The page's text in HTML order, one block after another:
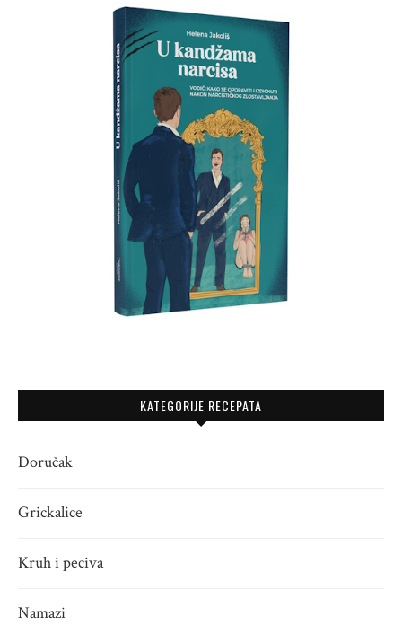
KATEGORIJE RECEPATA
Doručak
Grickalice
Kruh i peciva
Namazi